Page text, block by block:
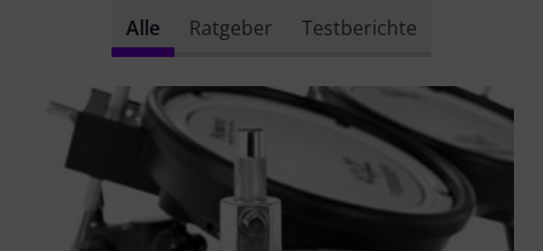
Alle Ratgeber Testberichte